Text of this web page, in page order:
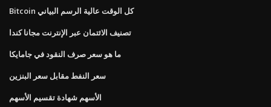
Bitcoin كل الوقت عالية الرسم البياني
تصنيف الائتمان عبر الإنترنت مجانا كندا
ما هو سعر صرف النقود في جامايكا
سعر النفط مقابل سعر البنزين
الأسهم شهادة تقسيم الأسهم